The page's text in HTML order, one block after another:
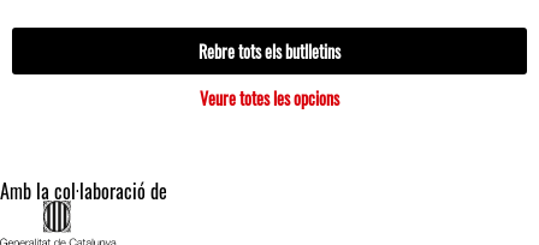
Rebre tots els butlletins
Veure totes les opcions
Amb la col·laboració de